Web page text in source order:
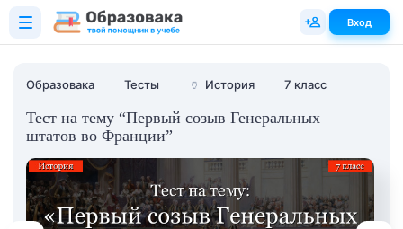
Образовака Тесты 🏺 История 7 класс
Тест на тему “Первый созыв Генеральных
штатов во Франции”
Вход